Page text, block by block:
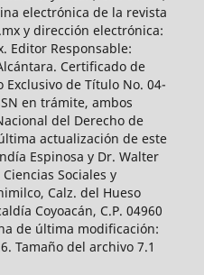
electrónica de la revista
y dirección electrónica:
Editor Responsable:
Certificado de
Exclusivo de Título No. 04-
en trámite, ambos
del Derecho de
actualización de este
Espinosa y Dr. Walter
Sociales y
Calz. del Hueso
Coyoacán, C.P. 04960
de última modificación:
Tamaño del archivo 7.1